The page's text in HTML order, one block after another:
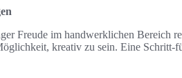
Freude im handwerklichen Bereich
kreativ zu sein. Eine